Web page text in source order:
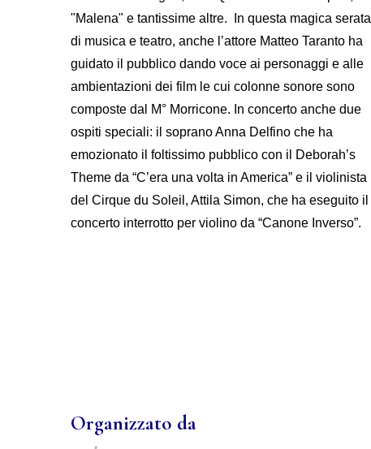
"Malena" e tantissime altre. In questa magica serata
di musica e teatro, anche l’attore Matteo Taranto ha
guidato il pubblico dando voce ai personaggi e alle
ambientazioni dei film le cui colonne sonore sono
composte dal M° Morricone. In concerto anche due
ospiti speciali: il soprano Anna Delfino che ha
emozionato il foltissimo pubblico con il Deborah’s
Theme da “C’era una volta in America” e il violinista
del Cirque du Soleil, Attila Simon, che ha eseguito il
concerto interrotto per violino da “Canone Inverso”.
Organizzato da